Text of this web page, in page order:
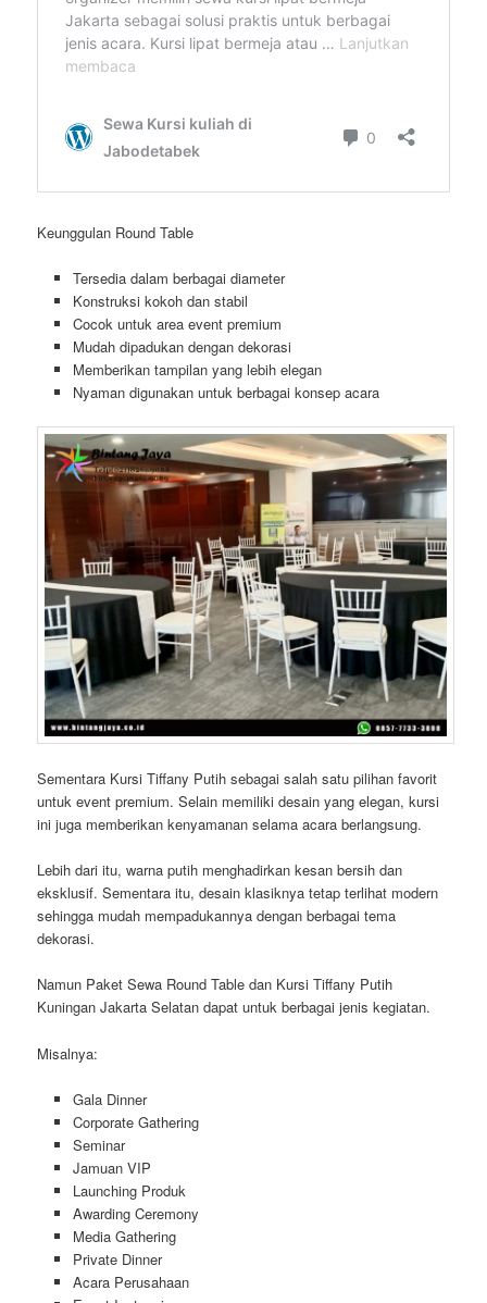
Keunggulan Round Table
Tersedia dalam berbagai diameter
Konstruksi kokoh dan stabil
Cocok untuk area event premium
Mudah dipadukan dengan dekorasi
Memberikan tampilan yang lebih elegan
Nyaman digunakan untuk berbagai konsep acara
Sementara Kursi Tiffany Putih sebagai salah satu pilihan favorit
untuk event premium. Selain memiliki desain yang elegan, kursi
ini juga memberikan kenyamanan selama acara berlangsung.
Lebih dari itu, warna putih menghadirkan kesan bersih dan
eksklusif. Sementara itu, desain klasiknya tetap terlihat modern
sehingga mudah mempadukannya dengan berbagai tema
dekorasi.
Namun Paket Sewa Round Table dan Kursi Tiffany Putih
Kuningan Jakarta Selatan dapat untuk berbagai jenis kegiatan.
Misalnya:
Gala Dinner
Corporate Gathering
Seminar
Jamuan VIP
Launching Produk
Awarding Ceremony
Media Gathering
Private Dinner
Acara Perusahaan